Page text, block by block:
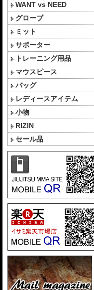
WANT vs NEED
グローブ
ミット
サポーター
トレーニング用品
マウスピース
バッグ
レディースアイテム
小物
RIZIN
セール品